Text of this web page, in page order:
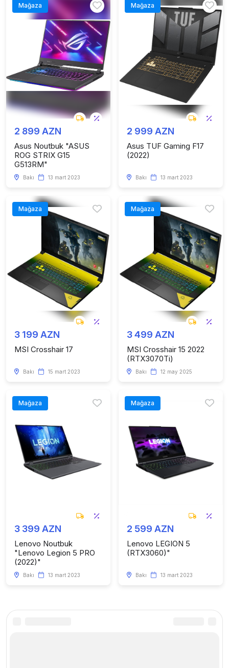
Mağaza
2 899 AZN
Asus Noutbuk "ASUS
ROG STRIX G15
G513RM"
Bakı 13 mart 2023
Mağaza
2 999 AZN
Asus TUF Gaming F17
(2022)
Bakı 13 mart 2023
Mağaza
3 199 AZN
MSI Crosshair 17
Bakı 15 mart 2023
Mağaza
3 499 AZN
MSI Crosshair 15 2022
(RTX3070Ti)
Bakı 12 may 2025
Mağaza
3 399 AZN
Lenovo Noutbuk
"Lenovo Legion 5 PRO
(2022)"
Bakı 13 mart 2023
Mağaza
2 599 AZN
Lenovo LEGION 5
(RTX3060)"
Bakı 13 mart 2023